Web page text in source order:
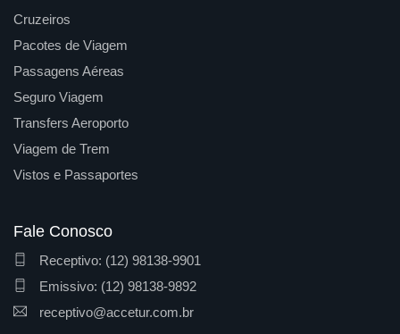
Cruzeiros
Pacotes de Viagem
Passagens Aéreas
Seguro Viagem
Transfers Aeroporto
Viagem de Trem
Vistos e Passaportes
Fale Conosco
Receptivo: (12) 98138-9901
Emissivo: (12) 98138-9892
receptivo@accetur.com.br